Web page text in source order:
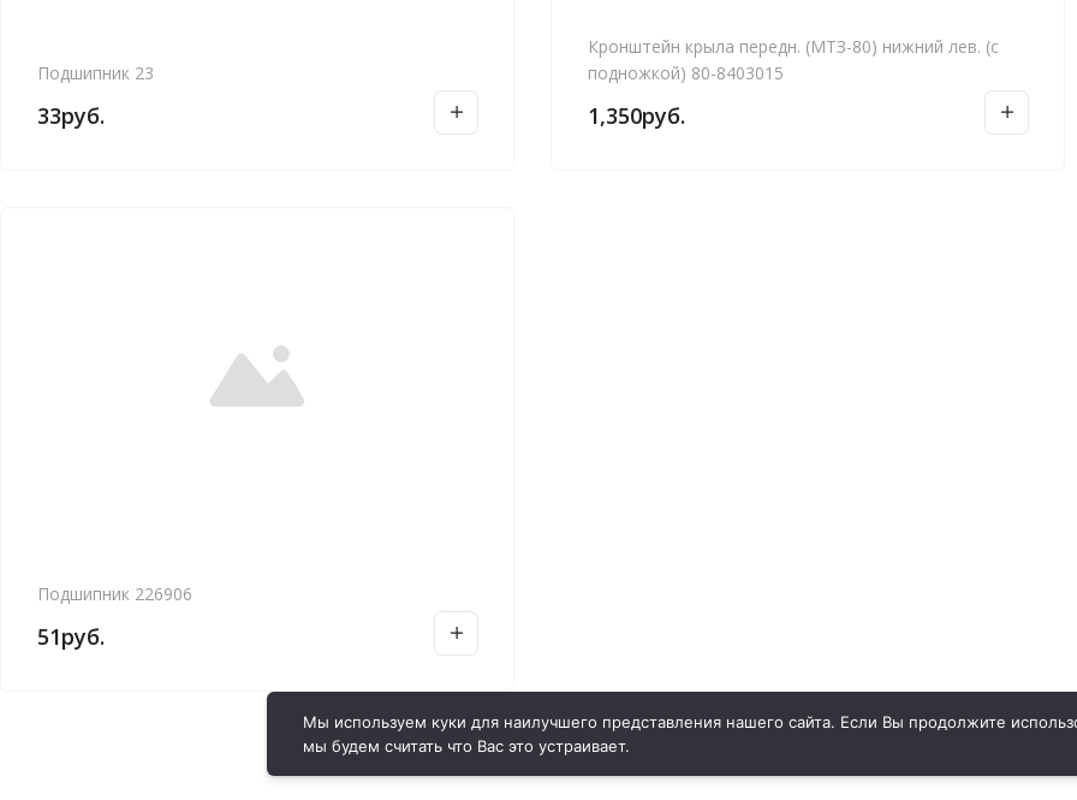
Подшипник 23
33руб.
Кронштейн крыла передн. (МТЗ-80) нижний лев. (с
подножкой) 80-8403015
1,350руб.
Подшипник 226906
51руб.
Мы используем куки для наилучшего представления нашего сайта. Если Вы продолжите
мы будем считать что Вас это устраивает.